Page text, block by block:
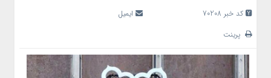
کد خبر 70208
ایمیل
پرینت